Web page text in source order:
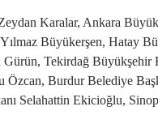
Karalar, Ankara
Büyükerşen, Hatay
Tekirdağ
Özcan, Burdur Belediye
Selahattin Ekicioğlu,